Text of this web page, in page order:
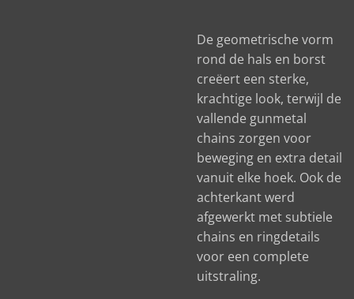
De geometrische vorm
rond de hals en borst
creëert een sterke,
krachtige look, terwijl de
vallende gunmetal
chains zorgen voor
beweging en extra detail
vanuit elke hoek. Ook de
achterkant werd
afgewerkt met subtiele
chains en ringdetails
voor een complete
uitstraling.